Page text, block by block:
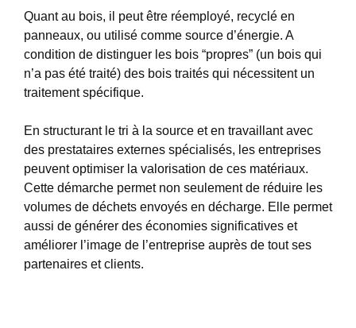
Quant au bois, il peut être réemployé, recyclé en
panneaux, ou utilisé comme source d’énergie. A
condition de distinguer les bois “propres” (un bois qui
n’a pas été traité) des bois traités qui nécessitent un
traitement spécifique.
En structurant le tri à la source et en travaillant avec
des prestataires externes spécialisés, les entreprises
peuvent optimiser la valorisation de ces matériaux.
Cette démarche permet non seulement de réduire les
volumes de déchets envoyés en décharge. Elle permet
aussi de générer des économies significatives et
améliorer l’image de l’entreprise auprès de tout ses
partenaires et clients.